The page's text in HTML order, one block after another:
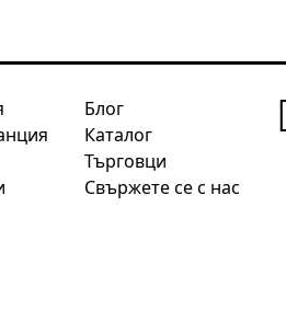
Блог
Каталог
Търговци
Свържете се с нас